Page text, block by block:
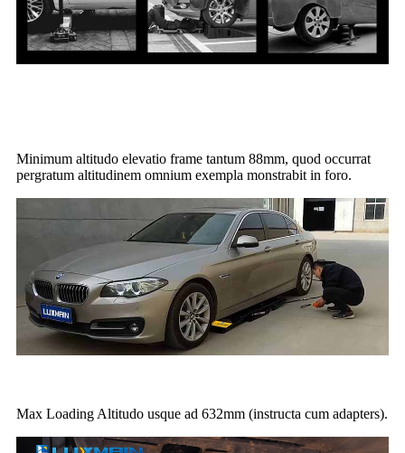
Minimum altitudo elevatio frame tantum 88mm, quod occurrat
pergratum altitudinem omnium exempla monstrabit in foro.
Max Loading Altitudo usque ad 632mm (instructa cum adapters).